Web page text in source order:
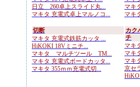
日立 260卓上スライド丸...
マキタ 充電式卓上マルノコ...
マキ
マキ
切断
マキタ 充電式鉄筋カッタ ...
HiKOKI 18Vミニチ...
マキタ マルチツール TM...
マキタ 充電式ボードカッタ...
マキタ 355ｍｍ充電式切...
カク
チ
マキ
マキ
マキ
京セ